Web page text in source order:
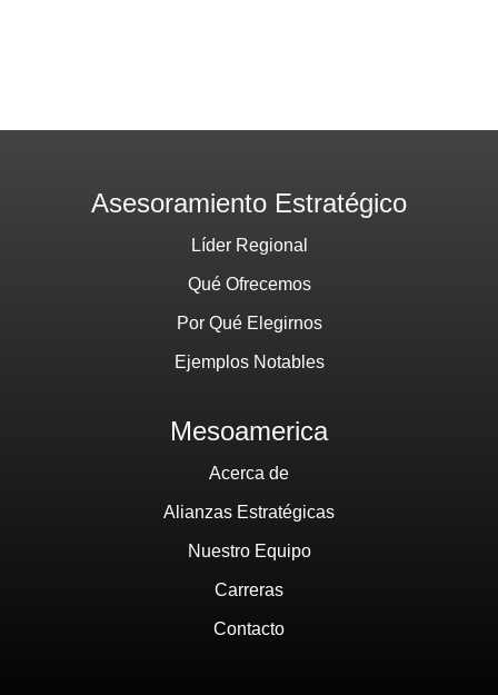
Asesoramiento Estratégico
Líder Regional
Qué Ofrecemos
Por Qué Elegirnos
Ejemplos Notables
Mesoamerica
Acerca de
Alianzas Estratégicas
Nuestro Equipo
Carreras
Contacto